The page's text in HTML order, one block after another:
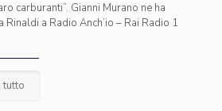
carburanti”. Gianni Murano ne ha
Rinaldi a Radio Anch’io – Rai Radio 1
tutto